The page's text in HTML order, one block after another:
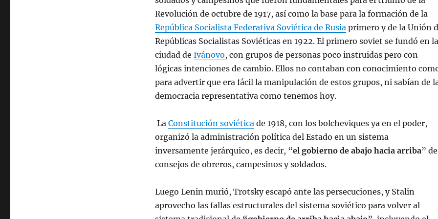
Revolución de octubre de 1917, así como la base para la formación de la
República Socialista Federativa Soviética de Rusiaprimero y de la Unión
Repúblicas Socialistas Soviéticas en 1922. El primero soviet se fundó en la
ciudad de Ivánovo, con grupos de personas poco instruidas pero con
lógicas intenciones de cambio. Ellos no contaban con conocimiento
para advertir que era fácil la manipulación de estos grupos, ni sabían de
democracia representativa como tenemos hoy.
La Constitución soviéticade 1918, con los bolcheviques ya en el poder,
organizó la administración política del Estado en un sistema
inversamente jerárquico, es decir, “el gobierno de abajo hacia arriba” de
consejos de obreros, campesinos y soldados.
Luego Lenin murió, Trotsky escapó ante las persecuciones, y Stalin
aprovecho las fallas estructurales del sistema soviético para volver al